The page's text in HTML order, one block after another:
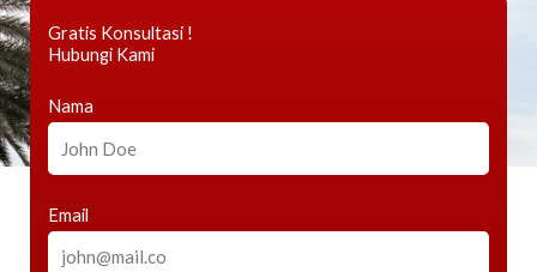
Gratis Konsultasi !
Hubungi Kami
Nama
Email